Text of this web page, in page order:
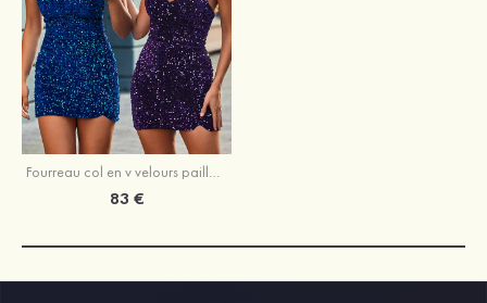
Fourreau col en v velours paillettes courte/mini robe de fête de la rentrée
83 €